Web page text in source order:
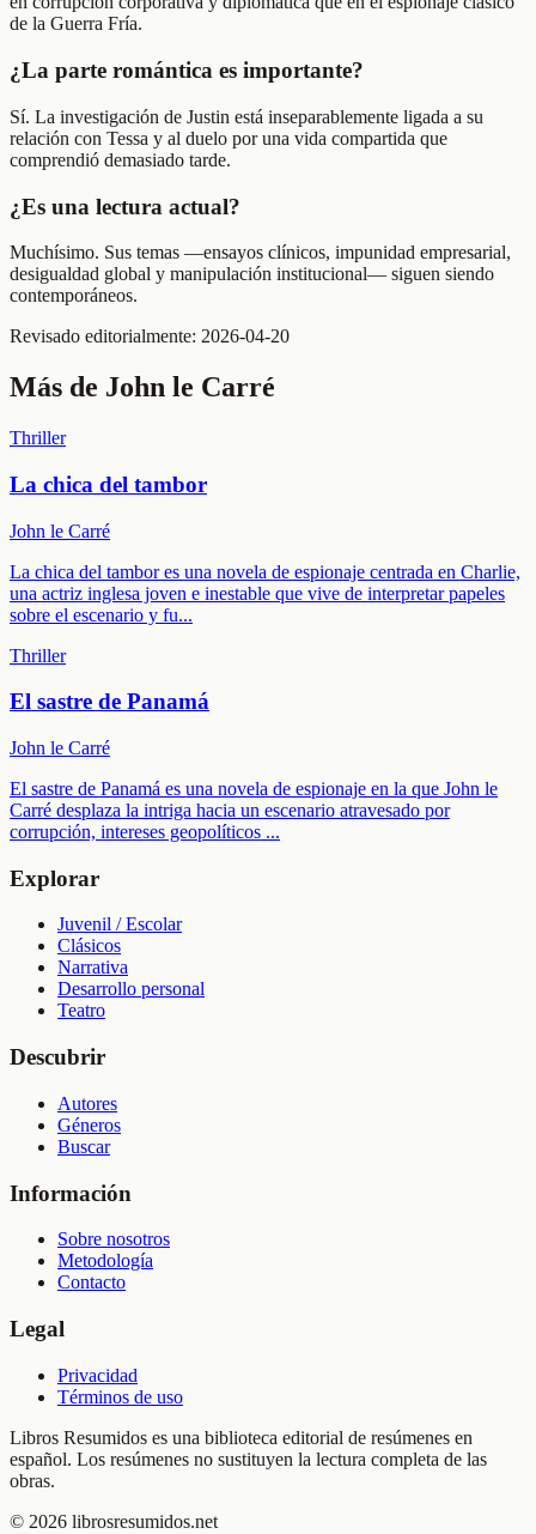
de la Guerra Fría.
¿La parte romántica es importante?
Sí. La investigación de Justin está inseparablemente ligada a su
relación con Tessa y al duelo por una vida compartida que
comprendió demasiado tarde.
¿Es una lectura actual?
Muchísimo. Sus temas —ensayos clínicos, impunidad empresarial,
desigualdad global y manipulación institucional— siguen siendo
contemporáneos.
Revisado editorialmente: 2026-04-20
Más de John le Carré
Thriller
La chica del tambor
John le Carré
La chica del tambor es una novela de espionaje centrada en Charlie,
una actriz inglesa joven e inestable que vive de interpretar papeles
sobre el escenario y fu...
Thriller
El sastre de Panamá
John le Carré
El sastre de Panamá es una novela de espionaje en la que John le
Carré desplaza la intriga hacia un escenario atravesado por
corrupción, intereses geopolíticos ...
Explorar
Juvenil / Escolar
Clásicos
Narrativa
Desarrollo personal
Teatro
Descubrir
Autores
Géneros
Buscar
Información
Sobre nosotros
Metodología
Contacto
Legal
Privacidad
Términos de uso
Libros Resumidos es una biblioteca editorial de resúmenes en
español. Los resúmenes no sustituyen la lectura completa de las
obras.
© 2026 librosresumidos.net